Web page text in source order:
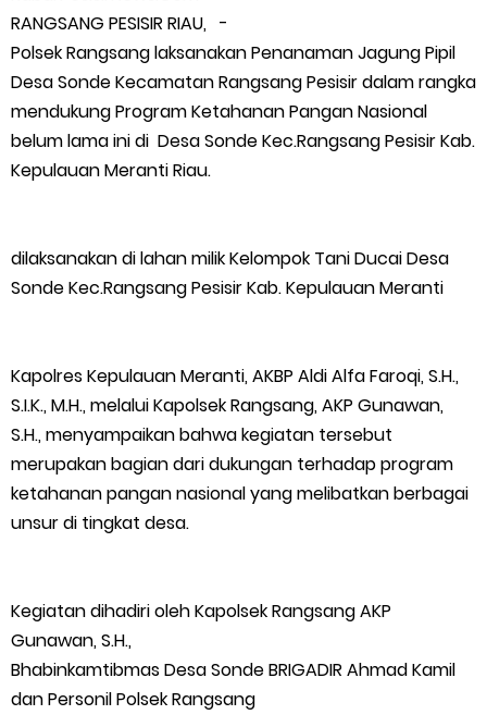
Wabup Meranti Serahkan Santunan BPJS Rp52 Juta,
Optimalisasi Pelaksanaan Program Jaminan Sosial
Ketenagakerjaan Diperkuat
Layangkan Surat Konfirmasi ke PT Arara Abadi.
Meranti 2026, 30 Putra-Putri Terbaik Disiapkan Kibarkan Merah
Pulihkan Konektivitas Pascabencana, HKI Rampungkan
Penanganan Jalur Lembah Anai dan Malalak
Bupati Asmar Lepas 77 Kontingen Pramuka Meranti Ikuti
Polres Kepulauan Meranti Gelar Ekspedisi Merah Putih" Jalin
Sinergitas dengan Insan Pers, Komunitas dan Mahasiswa
RANGSANG PESISIR RIAU, -
Polsek Rangsang laksanakan Penanaman Jagung Pipil
Desa Sonde Kecamatan Rangsang Pesisir dalam rangka
mendukung Program Ketahanan Pangan Nasional
belum lama ini di Desa Sonde Kec.Rangsang Pesisir Kab.
Kepulauan Meranti Riau.
dilaksanakan di lahan milik Kelompok Tani Ducai Desa
Sonde Kec.Rangsang Pesisir Kab. Kepulauan Meranti
Kapolres Kepulauan Meranti, AKBP Aldi Alfa Faroqi, S.H.,
S.I.K., M.H., melalui Kapolsek Rangsang, AKP Gunawan,
S.H., menyampaikan bahwa kegiatan tersebut
merupakan bagian dari dukungan terhadap program
ketahanan pangan nasional yang melibatkan berbagai
unsur di tingkat desa.
Kegiatan dihadiri oleh Kapolsek Rangsang AKP
Gunawan, S.H.,
Bhabinkamtibmas Desa Sonde BRIGADIR Ahmad Kamil
dan Personil Polsek Rangsang